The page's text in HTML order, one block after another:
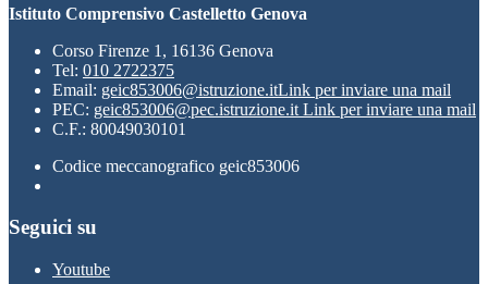
Istituto Comprensivo Castelletto Genova
Corso Firenze 1, 16136 Genova
Tel: 010 2722375
Email: geic853006@istruzione.itLink per inviare una mail
PEC: geic853006@pec.istruzione.it Link per inviare una mail
C.F.: 80049030101
Codice meccanografico geic853006
Seguici su
Youtube